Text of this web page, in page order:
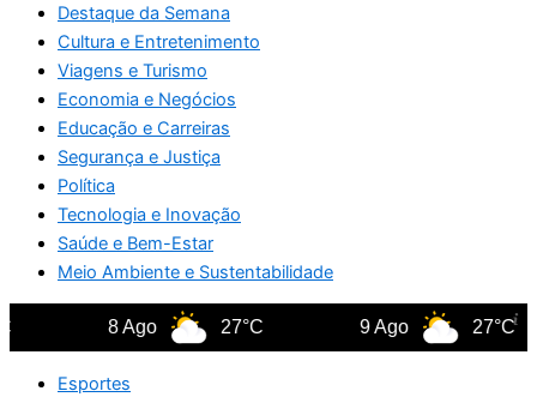
Destaque da Semana
Cultura e Entretenimento
Viagens e Turismo
Economia e Negócios
Educação e Carreiras
Segurança e Justiça
Política
Tecnologia e Inovação
Saúde e Bem-Estar
Meio Ambiente e Sustentabilidade
8 Ago 27°C 9 Ago 27°C
Esportes